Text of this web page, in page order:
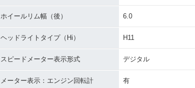
ホイールリム幅（後） 6.0
ヘッドライトタイプ（Hi） H11
スピードメーター表示形式 デジタル
メーター表示：エンジン回転計 有